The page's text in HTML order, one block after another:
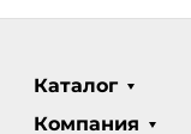
Каталог
Компания